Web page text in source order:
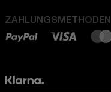
ZAHLUNGSMETHODEN